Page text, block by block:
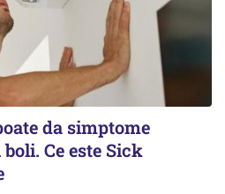
da simptome
Ce este Sick